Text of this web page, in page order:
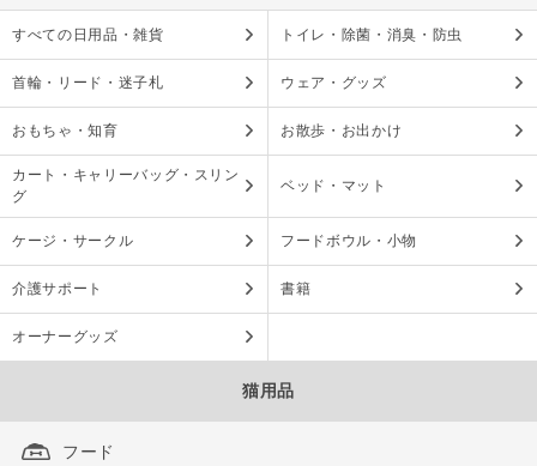
すべての日用品・雑貨 トイレ・除菌・消臭・防虫
首輪・リード・迷子札 ウェア・グッズ
おもちゃ・知育 お散歩・お出かけ
カート・キャリーバッグ・スリン
グ
ベッド・マット
ケージ・サークル フードボウル・小物
介護サポート 書籍
オーナーグッズ
猫用品
フード